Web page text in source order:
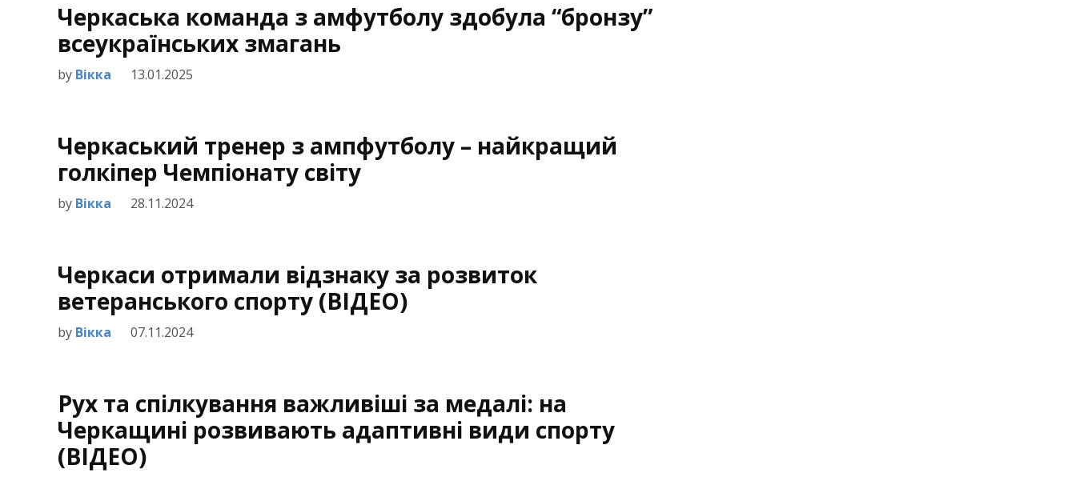
Черкаська команда з амфутболу здобула “бронзу”
всеукраїнських змагань
by Вікка 13.01.2025
Черкаський тренер з ампфутболу – найкращий
голкіпер Чемпіонату світу
by Вікка 28.11.2024
Черкаси отримали відзнаку за розвиток
ветеранського спорту (ВІДЕО)
by Вікка 07.11.2024
Рух та спілкування важливіші за медалі: на
Черкащині розвивають адаптивні види спорту
(ВІДЕО)